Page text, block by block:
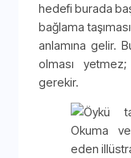
hedefi burada
bağlama
anlamına gelir.
olması yetmez;
gerekir.